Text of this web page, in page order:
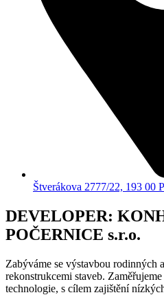
Štverákova 2777/22, 193 00
DEVELOPER:
POČERNICE s.r.o.
Zabýváme se výstavbou rodinných
rekonstrukcemi staveb.
technologie, s cílem zajištění